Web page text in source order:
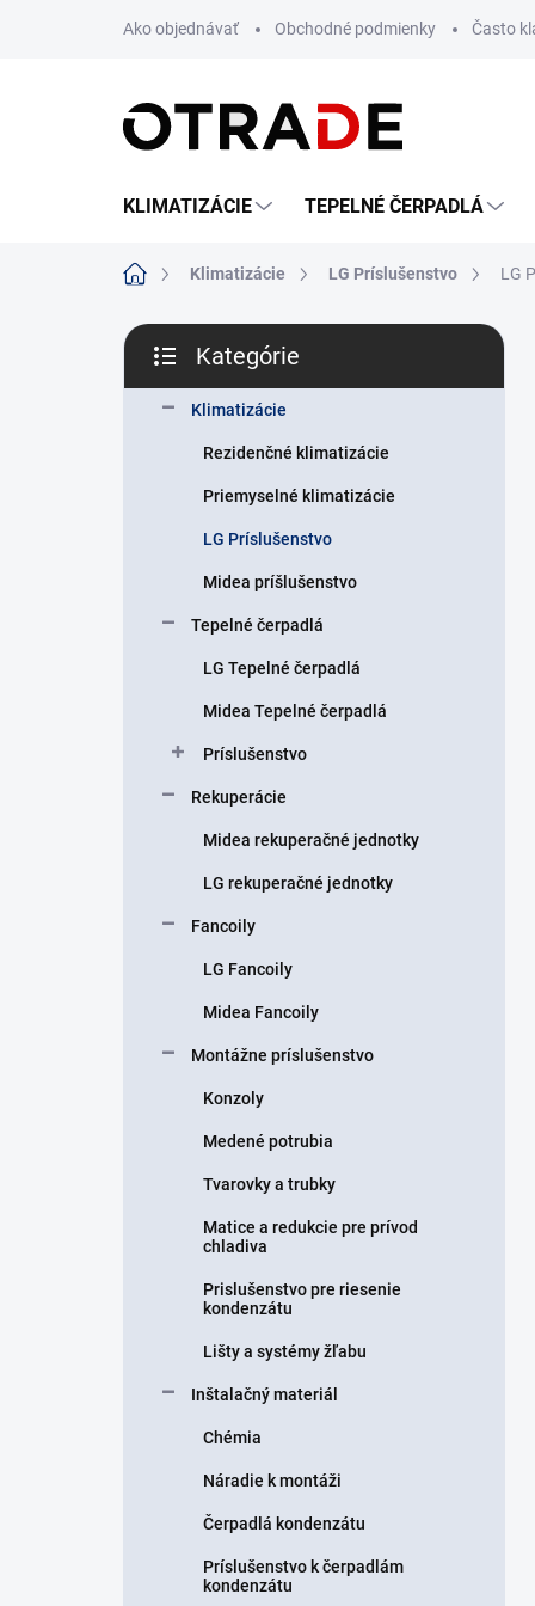
Ako objednávať Obchodné podmienky Často
KLIMATIZÁCIE TEPELNÉ ČERPADLÁ
DomovKlimatizácie LG Príslušenstvo LG
B
č
kategórie
Kategórie
Klimatizácie
Rezidenčné klimatizácie
Priemyselné klimatizácie
LG Príslušenstvo
Midea príšlušenstvo
Tepelné čerpadlá
LG Tepelné čerpadlá
Midea Tepelné čerpadlá
Príslušenstvo
Rekuperácie
Midea rekuperačné jednotky
LG rekuperačné jednotky
Fancoily
LG Fancoily
Midea Fancoily
Montážne príslušenstvo
Konzoly
Medené potrubia
Tvarovky a trubky
Matice a redukcie pre prívod
chladiva
Prislušenstvo pre riesenie
kondenzátu
Lišty a systémy žľabu
Inštalačný materiál
Chémia
Náradie k montáži
Čerpadlá kondenzátu
Príslušenstvo k čerpadlám
kondenzátu